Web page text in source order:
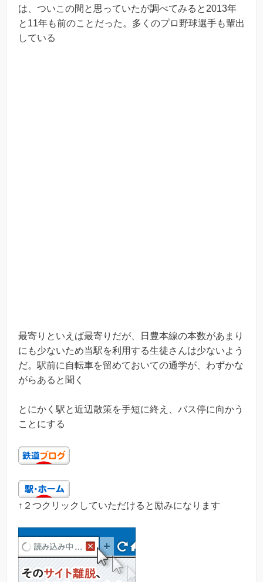
は、ついこの間と思っていたが調べてみると2013年
と11年も前のことだった。多くのプロ野球選手も輩出
している
最寄りといえば最寄りだが、日豊本線の本数があまり
にも少ないため当駅を利用する生徒さんは少ないよう
だ。駅前に自転車を留めておいての通学が、わずかな
がらあると聞く
とにかく駅と近辺散策を手短に終え、バス停に向かう
ことにする
↑２つクリックしていただけると励みになります